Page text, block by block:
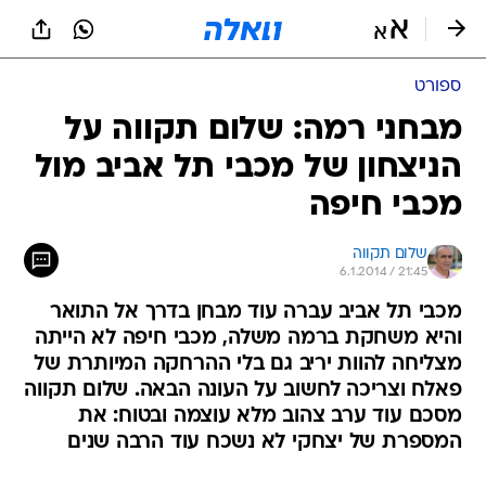
ספורט
מבחני רמה: שלום תקווה על
הניצחון של מכבי תל אביב מול
מכבי חיפה
שלום תקווה
6.1.2014 / 21:45
מכבי תל אביב עברה עוד מבחן בדרך אל התואר
והיא משחקת ברמה משלה, מכבי חיפה לא הייתה
מצליחה להוות יריב גם בלי ההרחקה המיותרת של
פאלח וצריכה לחשוב על העונה הבאה. שלום תקווה
מסכם עוד ערב צהוב מלא עוצמה ובטוח: את
המספרת של יצחקי לא נשכח עוד הרבה שנים